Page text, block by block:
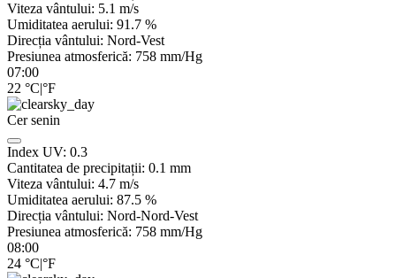
Viteza vântului: 5.1 m/s
Umiditatea aerului: 91.7 %
Direcția vântului: Nord-Vest
Presiunea atmosferică: 758 mm/Hg
07:00
22 °C|°F
Cer senin
Index UV: 0.3
Cantitatea de precipitații: 0.1 mm
Viteza vântului: 4.7 m/s
Umiditatea aerului: 87.5 %
Direcția vântului: Nord-Nord-Vest
Presiunea atmosferică: 758 mm/Hg
08:00
24 °C|°F